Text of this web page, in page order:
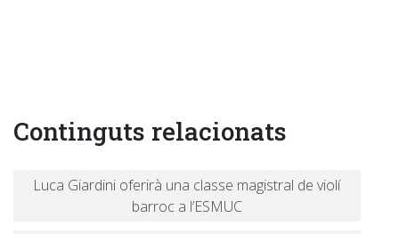
Continguts relacionats
Luca Giardini oferirà una classe magistral de violí
barroc a l’ESMUC